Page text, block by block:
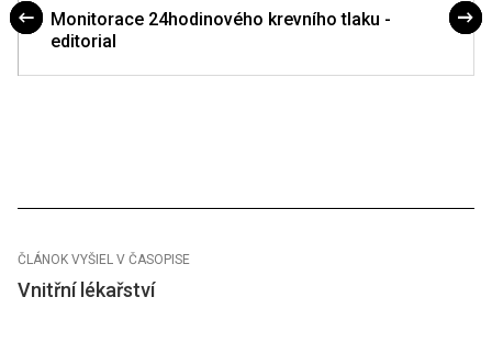
Monitorace 24hodinového krevního tlaku -
editorial
ČLÁNOK VYŠIEL V ČASOPISE
Vnitřní lékařství